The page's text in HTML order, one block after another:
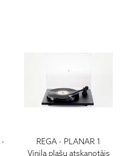
-
REGA - PLANAR 1
Vinila plašu atskaņotājs